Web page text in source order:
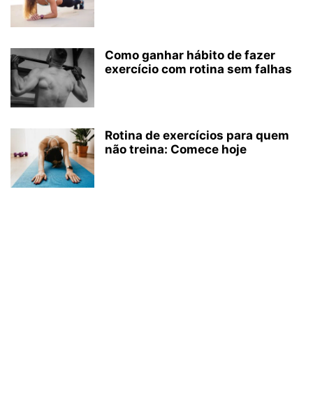
Como ganhar hábito de fazer
exercício com rotina sem falhas
Rotina de exercícios para quem
não treina: Comece hoje